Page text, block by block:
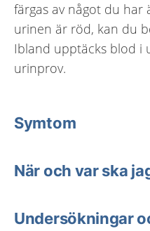
färgas av något du
urinen är röd, kan du
Ibland upptäcks blod i
urinprov.
Symtom
När och var ska
Undersökningar